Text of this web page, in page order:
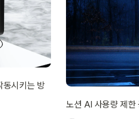
동시키는 방
노션 AI 사용량 제